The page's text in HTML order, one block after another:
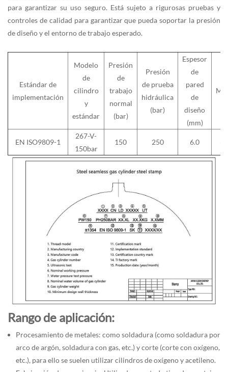
para garantizar su uso seguro. Está sujeto a rigurosas pruebas y
controles de calidad para garantizar que pueda soportar la presión
de diseño y el entorno de trabajo esperado.
Estándar de
implementación
Modelo
de
cilindro
y
estándar
Presión
de
trabajo
normal
(bar)
Presión
de prueba
hidráulica
(bar)
Espesor
de
pared
de
diseño
(mm)
EN ISO9809-1
267-V-
150bar
150 250 6.0
Rango de aplicación:
Procesamiento de metales: como soldadura (como soldadura por
arco de argón, soldadura con gas, etc.) y corte (corte con oxígeno,
etc.), para ello se suelen utilizar cilindros de oxígeno y acetileno.